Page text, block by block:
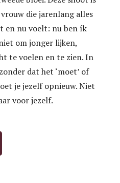
die jarenlang alles
en nu voelt: nu ben ík
om jonger lijken,
te voelen en te zien. In
dat het ‘moet’ of
je jezelf opnieuw.Niet
voor jezelf.